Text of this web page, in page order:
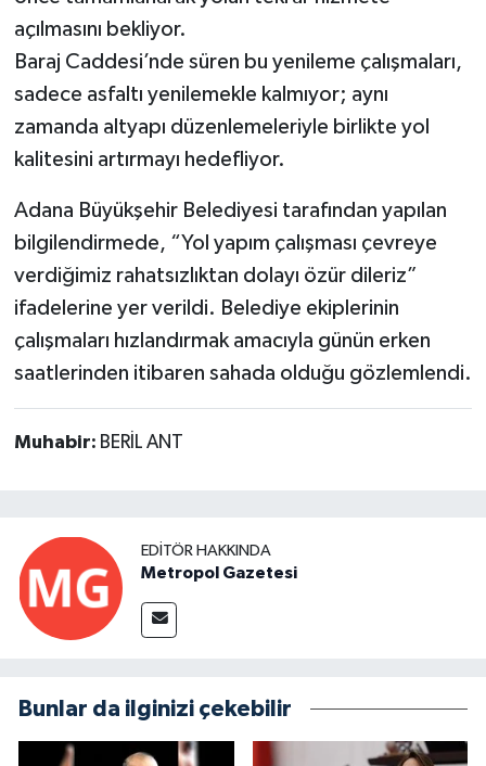
açılmasını bekliyor.
Baraj Caddesi’nde süren bu yenileme çalışmaları,
sadece asfaltı yenilemekle kalmıyor; aynı
zamanda altyapı düzenlemeleriyle birlikte yol
kalitesini artırmayı hedefliyor.
Adana Büyükşehir Belediyesi tarafından yapılan
bilgilendirmede, “Yol yapım çalışması çevreye
verdiğimiz rahatsızlıktan dolayı özür dileriz”
ifadelerine yer verildi. Belediye ekiplerinin
çalışmaları hızlandırmak amacıyla günün erken
saatlerinden itibaren sahada olduğu gözlemlendi.
Muhabir: BERİL ANT
EDITÖR HAKKINDA
Metropol Gazetesi
Bunlar da ilginizi çekebilir